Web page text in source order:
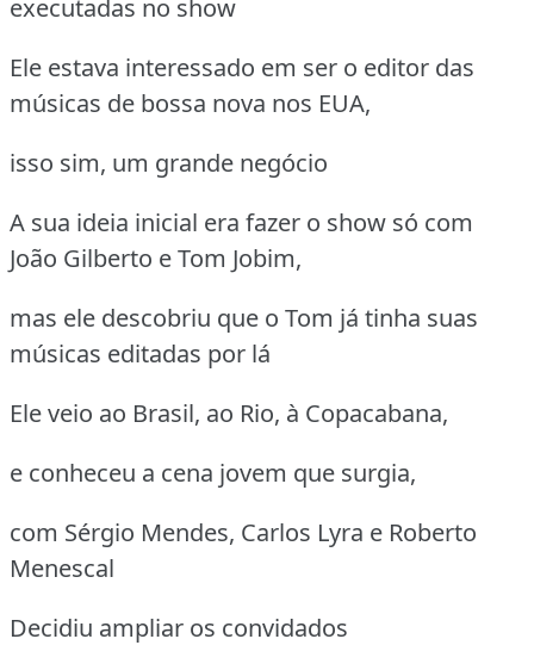
executadas no show
Ele estava interessado em ser o editor das
músicas de bossa nova nos EUA,
isso sim, um grande negócio
A sua ideia inicial era fazer o show só com
João Gilberto e Tom Jobim,
mas ele descobriu que o Tom já tinha suas
músicas editadas por lá
Ele veio ao Brasil, ao Rio, à Copacabana,
e conheceu a cena jovem que surgia,
com Sérgio Mendes, Carlos Lyra e Roberto
Menescal
Decidiu ampliar os convidados